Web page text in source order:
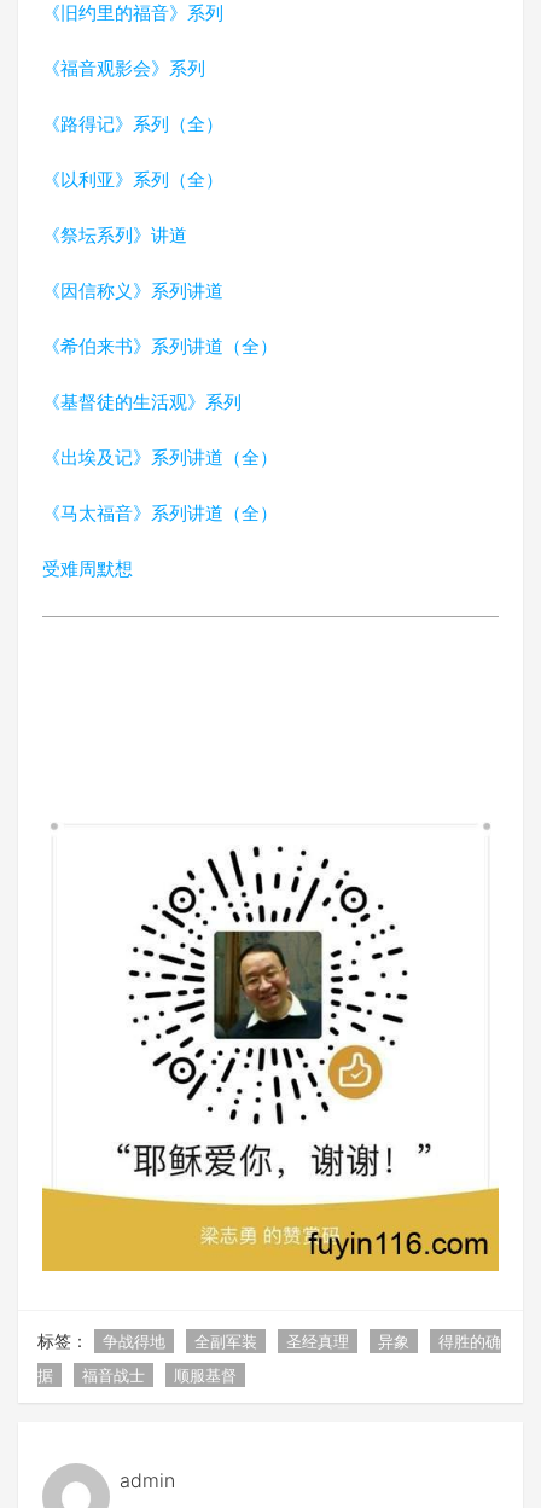
《旧约里的福音》系列
《福音观影会》系列
《路得记》系列（全）
《以利亚》系列（全）
《祭坛系列》讲道
《因信称义》系列讲道
《希伯来书》系列讲道（全）
《基督徒的生活观》系列
《出埃及记》系列讲道（全）
《马太福音》系列讲道（全）
受难周默想
标签： 争战得地 全副军装 圣经真理 异象
得胜的确
据
福音战士 顺服基督
admin